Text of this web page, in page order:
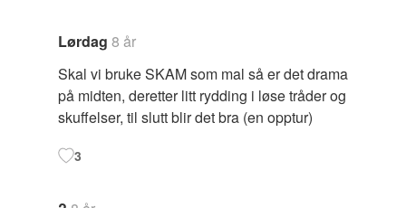
Lørdag 8 år
Skal vi bruke SKAM som mal så er det drama
på midten, deretter litt rydding i løse tråder og
skuffelser, til slutt blir det bra (en opptur)
3